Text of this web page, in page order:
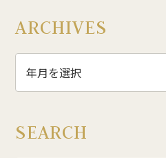
ARCHIVES
SEARCH